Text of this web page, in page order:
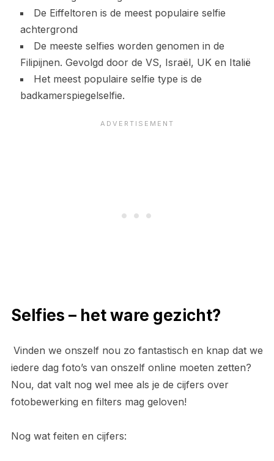
De Eiffeltoren is de meest populaire selfie
achtergrond
De meeste selfies worden genomen in de
Filipijnen. Gevolgd door de VS, Israël, UK en Italië
Het meest populaire selfie type is de
badkamerspiegelselfie.
Selfies – het ware gezicht?
Vinden we onszelf nou zo fantastisch en knap dat we
iedere dag foto’s van onszelf online moeten zetten?
Nou, dat valt nog wel mee als je de cijfers over
fotobewerking en filters mag geloven!
Nog wat feiten en cijfers: